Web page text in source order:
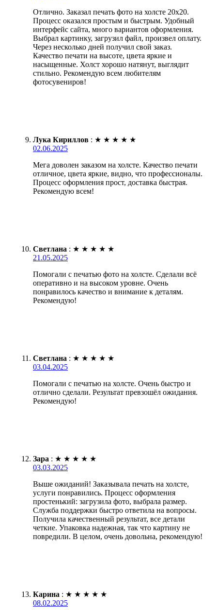
Отлично. Заказал печать фото на холсте 20х20.
Процесс оказался простым и быстрым. Удобный
интерфейс сайта, много вариантов оформления.
Выбрал картинку, загрузил файл, произвел оплату.
Через несколько дней получил свой заказ.
Качество печати на высоте, цвета яркие и
насыщенные. Холст хорошо натянут, выглядит
стильно. Рекомендую всем любителям
фотосувениров!
Лука Кириллов : ★ ★ ★ ★ ★
02.06.2025
Мега доволен заказом на холсте. Качество печати
отличное, цвета яркие, видно, что профессионалы.
Процесс оформления прост, доставка быстрая.
Рекомендую всем!
Светлана : ★ ★ ★ ★ ★
21.05.2025
Помогали с печатью фото на холсте. Сделали всё
оперативно и на высоком уровне. Очень
понравилось качество и внимание к деталям.
Рекомендую!
Светлана : ★ ★ ★ ★ ★
03.04.2025
Помогали с печатью на холсте. Очень быстро и
отлично сделали. Результат превзошёл ожидания.
Рекомендую!
Зара : ★ ★ ★ ★ ★
03.03.2025
Выше ожиданий! Заказывала печать на холсте,
услуги понравились. Процесс оформления
простенький: загрузила фото, выбрала размер.
Служба поддержки быстро ответила на вопросы.
Получила качественный результат, все детали
четкие. Упаковка надежная, так что картину не
повредили. В целом, очень довольна, рекомендую!
Карина : ★ ★ ★ ★ ★
08.02.2025